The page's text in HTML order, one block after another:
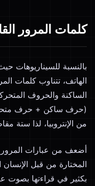
كلمات المرور
بالنسبة للسيناريوهات
الهاتف، تتناوب كلمات
الساكنة والحروف
(حرف ساكن + حرف
من الإنتروبيا، لذا ستة
أضعف من عبارات
المختارة من قبل الإنسان